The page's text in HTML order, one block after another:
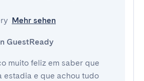
Mehr sehen
GuestReady
muito feliz em saber que
estadia e que achou tudo